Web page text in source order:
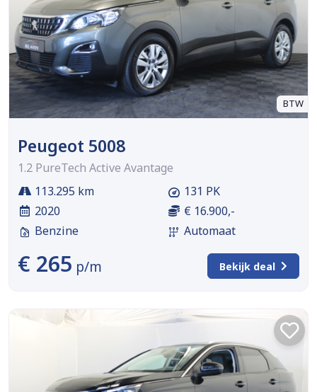
BTW
Peugeot 5008
1.2 PureTech Active Avantage
113.295 km
2020
Benzine
131 PK
€ 16.900,-
Automaat
€ 265 p/m Bekijk deal